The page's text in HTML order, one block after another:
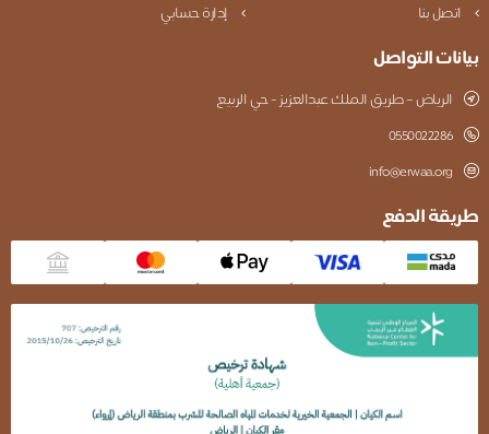
اتصل بنا
إدارة حسابي
بيانات التواصل
الرياض – طريق الملك عبدالعزيز - حي الربيع
0550022286
info@erwaa.org
طريقة الدفع